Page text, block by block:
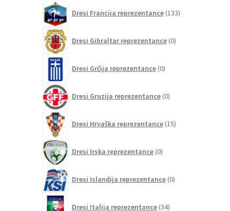
Dresi Francija reprezentance 133izdelkov
Dresi Gibraltar reprezentance 0izdelkov
Dresi Grčija reprezentance 0izdelkov
Dresi Gruzija reprezentance 0izdelkov
Dresi Hrvaška reprezentance 15izdelkov
Dresi Irska reprezentance 0izdelkov
Dresi Islandija reprezentance 0izdelkov
Dresi Italija reprezentance 34